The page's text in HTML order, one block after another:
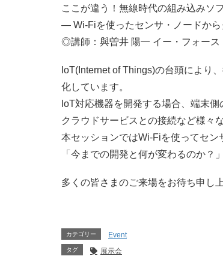
ここが違う！無線時代の組み込みソ
― Wi-Fiを使ったセンサ・ノードか
◎講師：與曽井 陽一 イー・フォー
IoT(Internet of Things)の台頭により
化しています。
IoT対応機器を開発する場合、端末
クラウドサービスとの接続など様々
本セッションではWi-Fiを使ってセン
「今までの開発と何が変わるのか？
多くの皆さまのご来場をお待ち申し
カテゴリー Event
タグ 展示会